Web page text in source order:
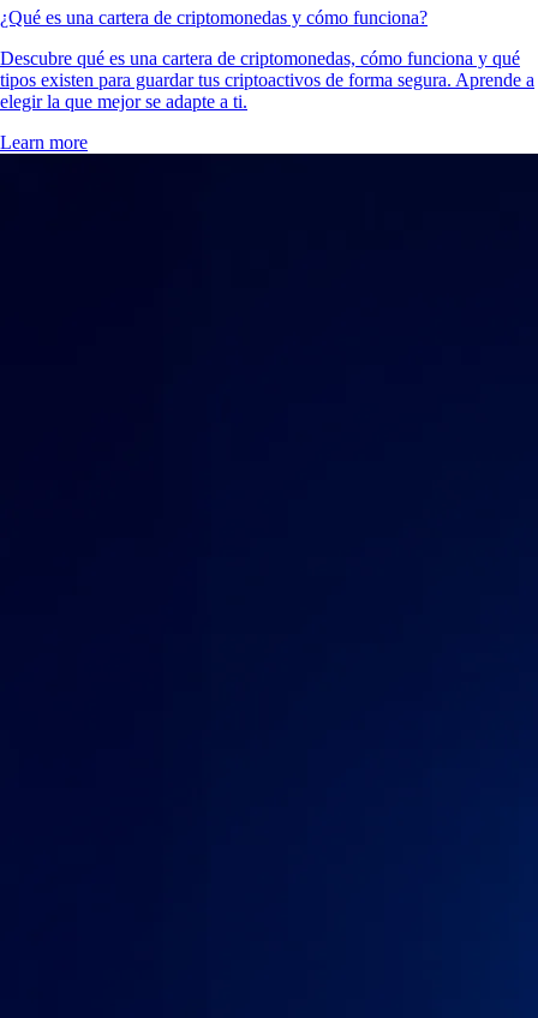
¿Qué es una cartera de criptomonedas y cómo funciona?
Descubre qué es una cartera de criptomonedas, cómo funciona y qué
tipos existen para guardar tus criptoactivos de forma segura. Aprende a
elegir la que mejor se adapte a ti.
Learn more